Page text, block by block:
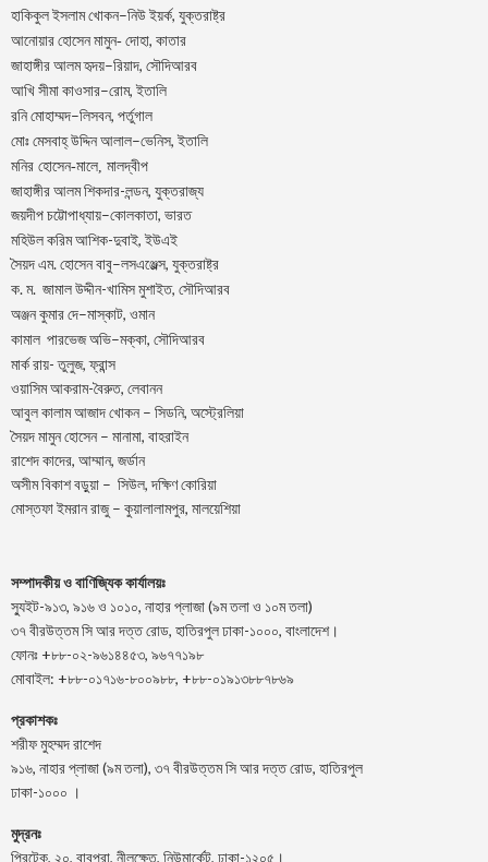
হাকিকুল ইসলাম খোকন–নিউ ইয়র্ক, যুক্তরাষ্ট্র
আনোয়ার হোসেন মামুন- দোহা, কাতার
জাহাঙ্গীর আলম হৃদয়–রিয়াদ, সৌদিআরব
আখি সীমা কাওসার–রোম,ইতালি
রনি মোহাম্মদ–লিসবন, পর্তুগাল
মোঃ মেসবাহ্ উদ্দিন আলাল–ভেনিস,ইতালি
মনির হোসেন-মালে, মালদ্বীপ
জাহাঙ্গীর আলম শিকদার-লন্ডন, যুক্তরাজ্য
জয়দীপ চট্টোপাধ্যায়–কোলকাতা, ভারত
মহিউল করিম আশিক-দুবাই, ইউএই
সৈয়দ এম. হোসেন বাবু–লসএঞ্জেল্স, যুক্তরাষ্ট্র
ক. ম. জামাল উদ্দীন-খামিস মুশাইত, সৌদিআরব
অঞ্জন কুমার দে–মাস্কাট, ওমান
কামাল পারভেজ অভি–মক্কা, সৌদিআরব
মার্ক রায়- তুলুজ, ফ্রান্স
ওয়াসিম আকরাম-বৈরুত, লেবানন
আবুল কালাম আজাদ খোকন – সিডনি, অস্ট্রেলিয়া
সৈয়দ মামুন হোসেন – মানামা, বাহরাইন
রাশেদ কাদের, আম্মান, জর্ডান
অসীম বিকাশ বড়ুয়া – সিউল, দক্ষিণ কোরিয়া
মোস্তফা ইমরান রাজু – কুয়ালালামপুর, মালয়েশিয়া
সম্পাদকীয় ও বাণিজ্যিক কার্যালয়ঃ
স্যুইট-৯১৩, ৯১৬ ও ১০১০, নাহার প্লাজা (৯ম তলা ও ১০ম তলা)
৩৭ বীরউত্তম সি আর দত্ত রোড, হাতিরপুল ঢাকা-১০০০, বাংলাদেশ।
ফোনঃ +৮৮-০২-৯৬১৪৪৫৩, ৯৬৭৭১৯৮
মোবাইল: +৮৮-০১৭১৬-৮০০৯৮৮, +৮৮-০১৯১৩৮৮৭৮৬৯
প্রকাশকঃ
শরীফ মুহম্মদ রাশেদ
৯১৬, নাহার প্লাজা (৯ম তলা), ৩৭ বীরউত্তম সি আর দত্ত রোড, হাতিরপুল
ঢাকা-১০০০ ।
মুদ্রনঃ
প্রিন্টেক, ২০, বাবুপুরা, নীলক্ষেত, নিউমার্কেট, ঢাকা-১২০৫।